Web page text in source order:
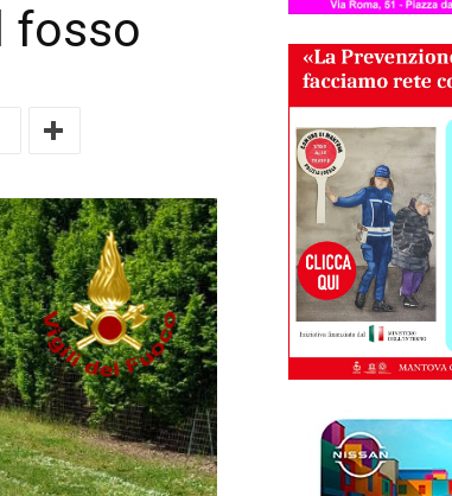
Mantova
fosso